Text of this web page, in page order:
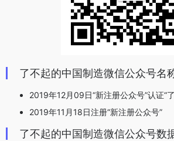
了不起的中国制造微信公众号名
2019年12月09日“新注册公众号”认证“
2019年11月18日注册“新注册公众号”
了不起的中国制造微信公众号数